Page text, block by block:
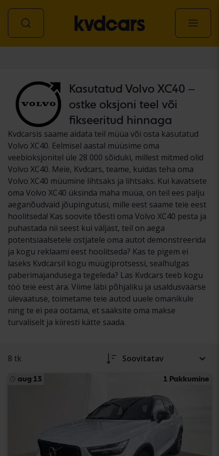
Kasutatud Volvo XC40 –
ostke oksjoni teel või
fikseeritud hinnaga
Kvdcarsis saame aidata teil müüa või osta kasutatud
Volvo XC40. Eelmisel aastal müüsime oma
veebioksjonitel üle 28 000 sõiduki, millest mitmed olid
Volvo XC40. Meie, Kvdcars, teame, kuidas teha oma
Volvo XC40 müümine lihtsaks ja lihtsaks. Kui kavatsete
oma Volvo XC40 üksinda maha müüa, on teil ees palju
aeganõudvaid jõupingutusi, mille eest saame teie eest
hoolitseda! Kas soovite tõesti oma Volvo XC40 pesta ja
puhastada nii seest kui väljast, teil on aega
potentsiaalsetele ostjatele oma autot demonstreerida
ja kogu reklaami eest hoolitseda? Kas te pigem ei
laseks Kvdcarsil kogu müügiprotsessi, sealhulgas
paberimajandusega tegeleda? Las Kvdcars teeb kogu
töö teie eest ära. Viime läbi põhjaliku ja usaldusväärse
ülevaatuse, toimetame teie autod uuele omanikule
ning te ei pea ootama, et saaksite oma makse
turvaliselt ja kiiresti kätte saada.
8 tk Soovitatav
aug 13 1 Pakkumine